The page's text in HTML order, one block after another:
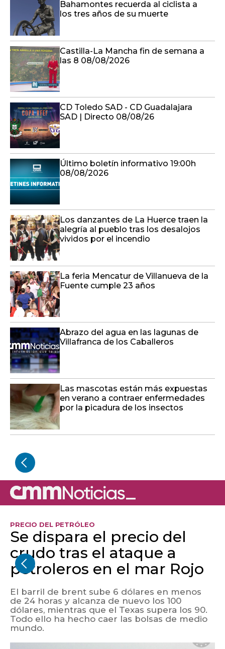
Bahamontes recuerda al ciclista a
los tres años de su muerte
Castilla-La Mancha fin de semana a
las 8 08/08/2026
CD Toledo SAD - CD Guadalajara
SAD | Directo 08/08/26
Último boletín informativo 19:00h
08/08/2026
Los danzantes de La Huerce traen la
alegría al pueblo tras los desalojos
vividos por el incendio
La feria Mencatur de Villanueva de la
Fuente cumple 23 años
Abrazo del agua en las lagunas de
Villafranca de los Caballeros
Las mascotas están más expuestas
en verano a contraer enfermedades
por la picadura de los insectos
PRECIO DEL PETRÓLEO
Se dispara el precio del
crudo tras el ataque a
petroleros en el mar Rojo
El barril de brent sube 6 dólares en menos
de 24 horas y alcanza de nuevo los 100
dólares, mientras que el Texas supera los 90.
Todo ello ha hecho caer las bolsas de medio
mundo.